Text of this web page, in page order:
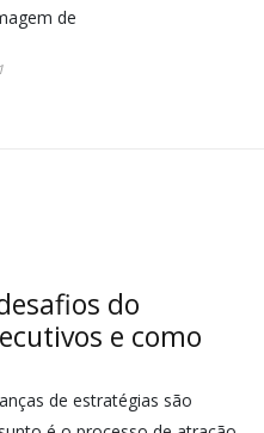
de
do
e como
de estratégias são